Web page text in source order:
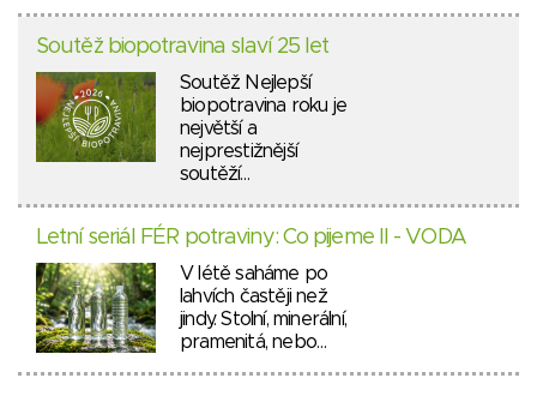
Soutěž biopotravina slaví 25 let
Soutěž Nejlepší
biopotravina roku je
největší a
nejprestižnější
soutěží…
Letní seriál FÉR potraviny: Co pijeme II - VODA
V létě saháme po
lahvích častěji než
jindy. Stolní, minerální,
pramenitá, nebo…